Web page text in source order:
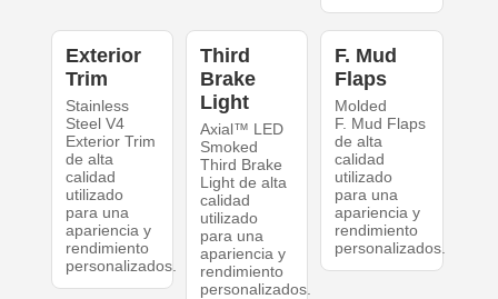
Exterior
Trim
Stainless
Steel V4
Exterior Trim
de alta
calidad
utilizado
para una
apariencia y
rendimiento
personalizados.
Third
Brake
Light
Axial™ LED
Smoked
Third Brake
Light de alta
calidad
utilizado
para una
apariencia y
rendimiento
personalizados.
F. Mud
Flaps
Molded
F. Mud Flaps
de alta
calidad
utilizado
para una
apariencia y
rendimiento
personalizados.